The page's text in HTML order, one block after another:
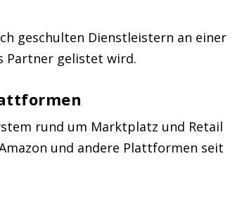
geschulten Dienstleistern an einer
Partner gelistet wird.
rund um Marktplatz und Retail
und andere Plattformen seit